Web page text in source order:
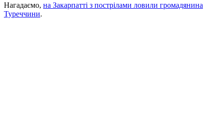
Нагадаємо, на Закарпатті з пострілами ловили громадянина
Туреччини.